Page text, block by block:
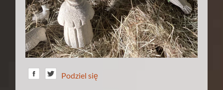
Podziel się